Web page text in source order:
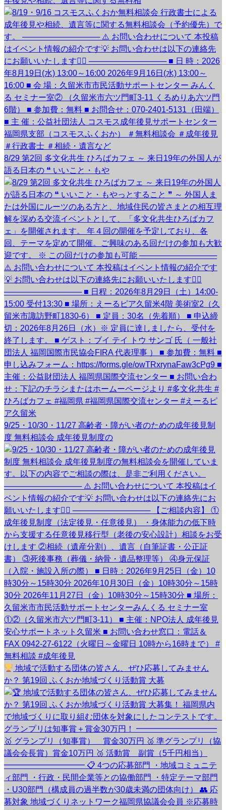
8/29 第2回 多文化共生 ひろばカフェ ～ 来日19年の外国人が
語る日本の ❝ いいこと・もや
9/25・10/30・11/27 高齢者・障がい者のための成年後見制
度 無料相談会 成年後見制度の
地域で活動する団体の皆さん、ぜひ応募してみません
か？ 第19回 ふくおか地域づくり活動賞 大募